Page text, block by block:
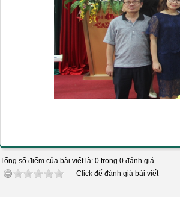
Tổng số điểm của bài viết là: 0 trong 0 đánh giá
Click để đánh giá bài viết